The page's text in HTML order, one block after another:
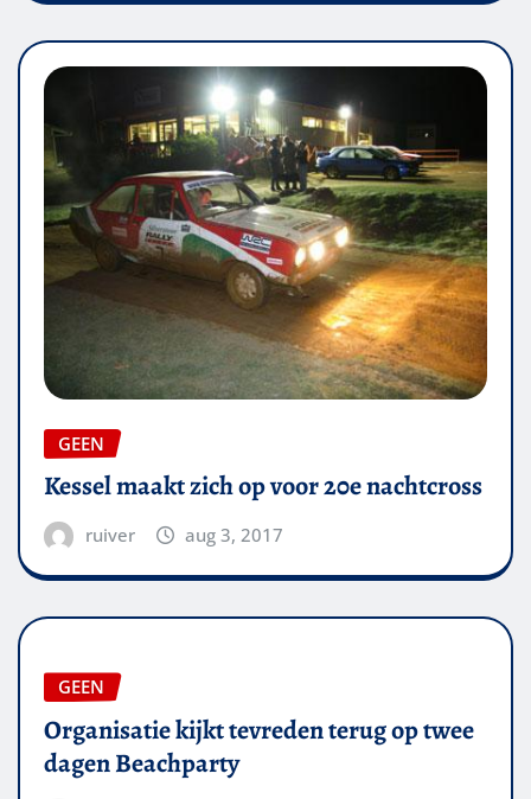
GEEN
Kessel maakt zich op voor 20e nachtcross
ruiver aug 3, 2017
GEEN
Organisatie kijkt tevreden terug op twee
dagen Beachparty